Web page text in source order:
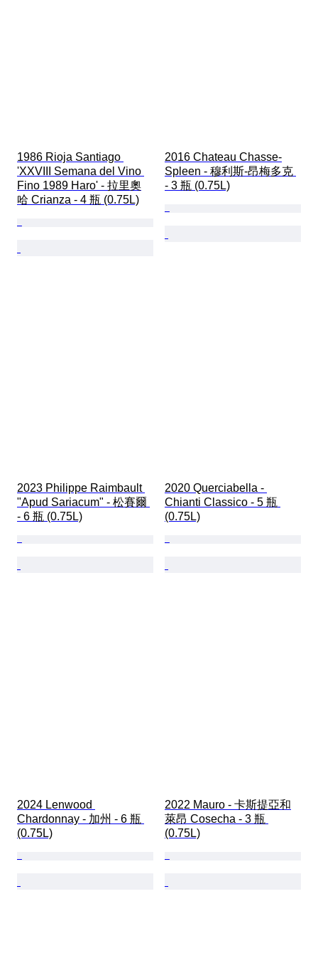
1986 Rioja Santiago
'XXVIII Semana del Vino
Fino 1989 Haro' - 拉里奧
哈 Crianza - 4 瓶 (0.75L)
2016 Chateau Chasse-
Spleen - 穆利斯-昂梅多克
- 3 瓶 (0.75L)
2023 Philippe Raimbault
"Apud Sariacum" - 松賽爾
- 6 瓶 (0.75L)
2020 Querciabella -
Chianti Classico - 5 瓶
(0.75L)
2024 Lenwood
Chardonnay - 加州 - 6 瓶
(0.75L)
2022 Mauro - 卡斯提亞和
萊昂 Cosecha - 3 瓶
(0.75L)